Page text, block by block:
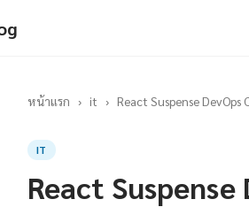
หน้าแรก › it › React Suspense DevOps
IT
React